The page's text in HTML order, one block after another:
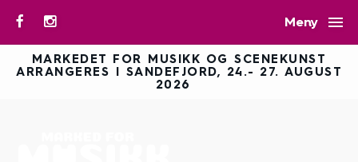
Meny 
MARKEDET FOR MUSIKK OG SCENEKUNST
ARRANGERES I SANDEFJORD, 24.- 27. AUGUST
2026